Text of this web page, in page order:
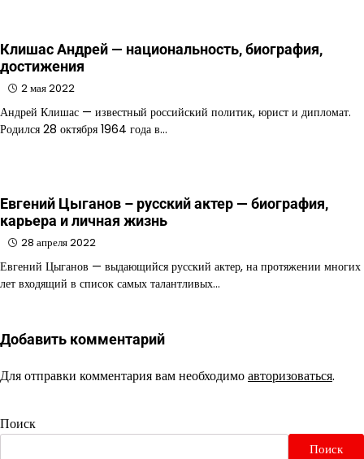
Клишас Андрей — национальность, биография,
достижения
2 мая 2022
Андрей Клишас — известный российский политик, юрист и дипломат.
Родился 28 октября 1964 года в…
Евгений Цыганов – русский актер — биография,
карьера и личная жизнь
28 апреля 2022
Евгений Цыганов — выдающийся русский актер, на протяжении многих
лет входящий в список самых талантливых…
Добавить комментарий
Для отправки комментария вам необходимоавторизоваться.
Поиск
Поиск